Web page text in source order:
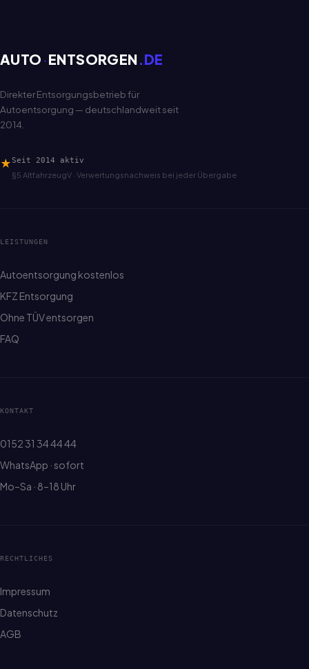
AUTO ·ENTSORGEN .DE
Direkter Entsorgungsbetrieb für
Autoentsorgung — deutschlandweit seit
2014.
★ Seit 2014 aktiv
§5 AltfahrzeugV · Verwertungsnachweis bei jeder Übergabe
LEISTUNGEN
Autoentsorgung kostenlos
KFZ Entsorgung
Ohne TÜV entsorgen
FAQ
KONTAKT
0152 31 34 44 44
WhatsApp · sofort
Mo–Sa · 8–18 Uhr
RECHTLICHES
Impressum
Datenschutz
AGB